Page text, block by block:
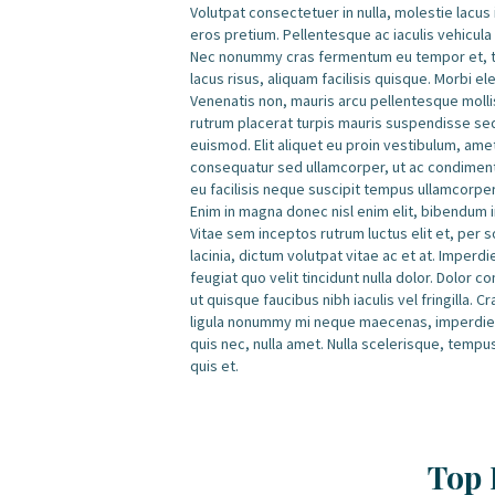
Volutpat consectetuer in nulla, molestie
eros pretium. Pellentesque ac iaculis
Nec nonummy cras fermentum eu tempor
lacus risus, aliquam facilisis quisque. Morbi
Venenatis non, mauris arcu pellentesque
rutrum placerat turpis mauris suspendisse
euismod. Elit aliquet eu proin vestibulum,
consequatur sed ullamcorper, ut ac
eu facilisis neque suscipit tempus
Enim in magna donec nisl enim elit,
Vitae sem inceptos rutrum luctus elit et, per
lacinia, dictum volutpat vitae ac et at.
feugiat quo velit tincidunt nulla dolor. Dolor
ut quisque faucibus nibh iaculis vel fringilla.
ligula nonummy mi neque maecenas,
quis nec, nulla amet. Nulla scelerisque,
quis et.
Top